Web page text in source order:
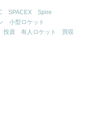
SPACEX
Spire
小型ロケット
投資 有人ロケット
買収